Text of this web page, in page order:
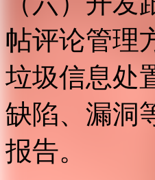
帖评论管理
垃圾信息处
缺陷、漏洞
报告。